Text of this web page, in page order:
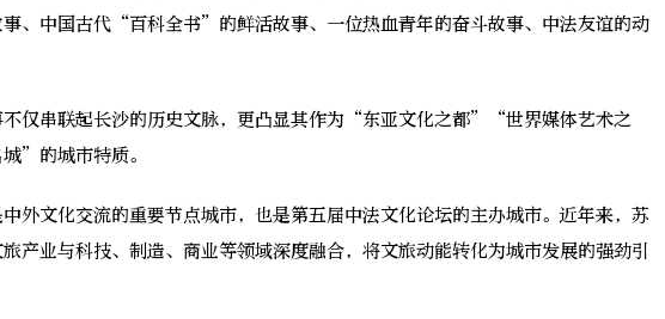
、中国古代“百科全书”的鲜活故事、一位热血青年的奋斗故事、中法友谊的动
串联起长沙的历史文脉，更凸显其作为“东亚文化之都”“世界媒体艺术之
”的城市特质。
文化交流的重要节点城市，也是第五届中法文化论坛的主办城市。近年来，苏
产业与科技、制造、商业等领域深度融合，将文旅动能转化为城市发展的强劲引